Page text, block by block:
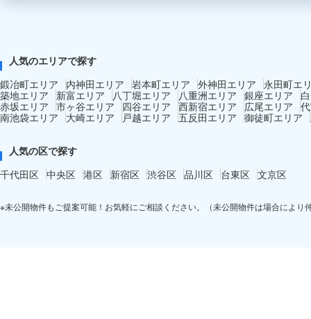
人気のエリアで探す
鍛冶町エリア
内神田エリア 岩本町エリア 外神田エリア
永田町エ
築地エリア
新富エリア 八丁堀エリア 八重洲エリア 銀座エリア
赤坂エリア 市ヶ谷エリア 四谷エリア 西新宿エリア 広尾エリア
南池袋エリア
大崎エリア 戸越エリア 五反田エリア 御徒町エリア
人気の区で探す
千代田区 中央区 港区 新宿区 渋谷区 品川区 台東区 文京区
※未公開物件もご提案可能！お気軽にご相談ください。（未公開物件は場合により